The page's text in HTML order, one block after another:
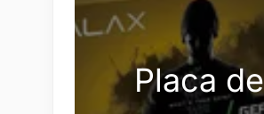
Placa de